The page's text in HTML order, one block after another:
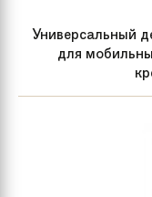
Универсальный
для